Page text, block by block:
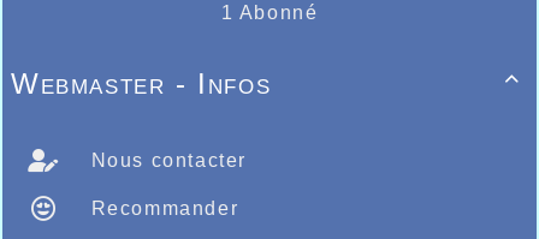
1 Abonné

Webmaster - Infos
Nous contacter
Recommander